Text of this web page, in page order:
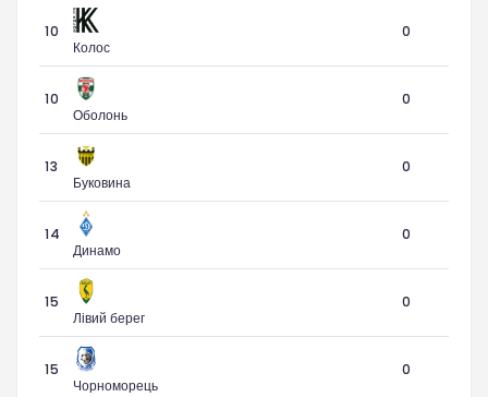
10
Колос
0
10
Оболонь
0
13
Буковина
0
14
Динамо
0
15
Лівий берег
0
15
Чорноморець
0